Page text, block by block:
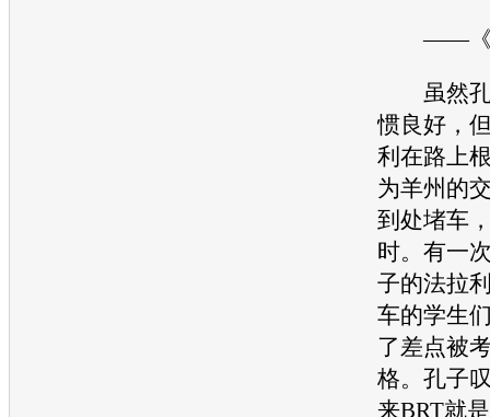
——《论
虽然孔
惯良好，
利 在路上
为羊州的
到处堵车
时。有一
子的法拉
车的学生
了差点被
格。孔子
来BRT就